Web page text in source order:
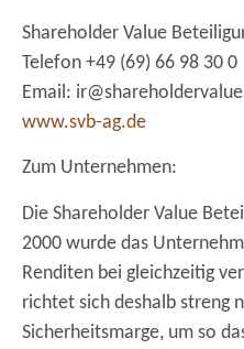
Shareholder Value
Telefon +49 (69) 66 98 30 0
Email:
www.svb-ag.de
Zum Unternehmen:
Die Shareholder Value
2000 wurde das
Renditen bei gleichzeitig
richtet sich deshalb streng
Sicherheitsmarge, um so